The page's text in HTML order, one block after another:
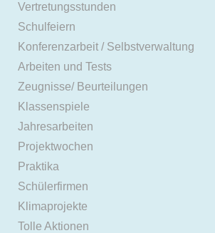
Vertretungsstunden
Schulfeiern
Konferenzarbeit / Selbstverwaltung
Arbeiten und Tests
Zeugnisse/ Beurteilungen
Klassenspiele
Jahresarbeiten
Projektwochen
Praktika
Schülerfirmen
Klimaprojekte
Tolle Aktionen